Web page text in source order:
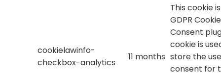
cookielawinfo-
checkbox-analytics
11 months
This cookie
GDPR Cookie
Consent
cookie is
store the
consent for